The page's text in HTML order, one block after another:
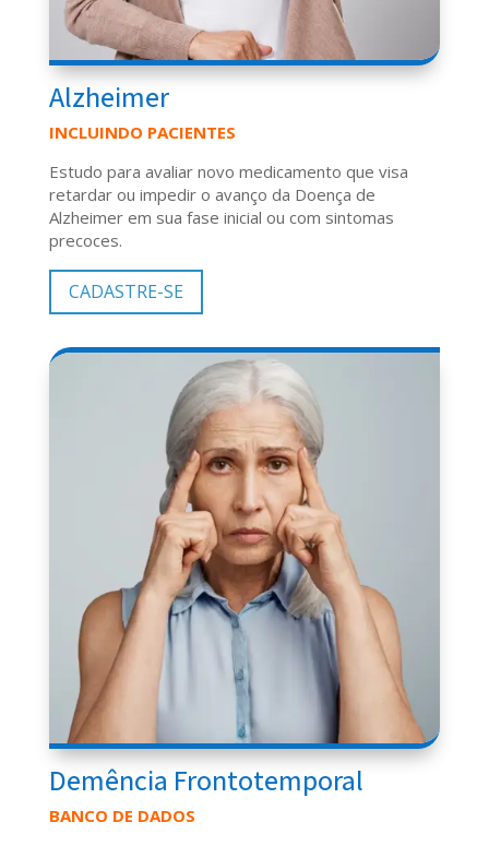
Alzheimer
INCLUINDO PACIENTES
Estudo para avaliar novo medicamento que visa
retardar ou impedir o avanço da Doença de
Alzheimer em sua fase inicial ou com sintomas
precoces.
CADASTRE-SE
Demência Frontotemporal
BANCO DE DADOS